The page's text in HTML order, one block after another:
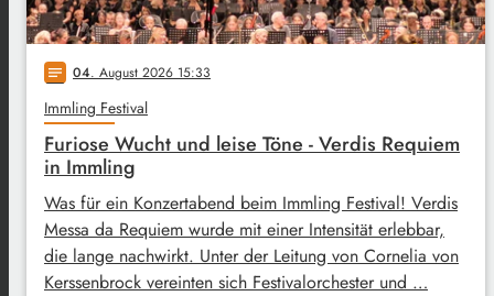
notes 04. August 2026 15:33
Immling Festival
Furiose Wucht und leise Töne - Verdis Requiem
in Immling
Was für ein Konzertabend beim Immling Festival! Verdis
Messa da Requiem wurde mit einer Intensität erlebbar,
die lange nachwirkt. Unter der Leitung von Cornelia von
Kerssenbrock vereinten sich Festivalorchester und …